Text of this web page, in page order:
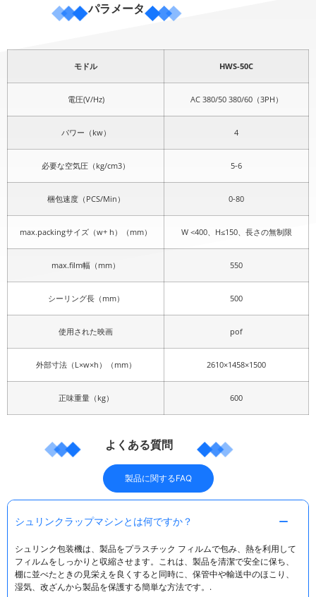
パラメータ
モドル HWS-50C
電圧(V/Hz) AC 380/50 380/60（3PH）
パワー（kw） 4
必要な空気圧（kg/cm3） 5-6
梱包速度（PCS/Min） 0-80
max.packingサイズ（w+ h）（mm） W <400、H≤150、長さの無制限
max.film幅（mm） 550
シーリング長（mm） 500
使用された映画 pof
外部寸法（L×w×h）（mm） 2610×1458×1500
正味重量（kg） 600
よくある質問
製品に関するFAQ
シュリンクラップマシンとは何ですか？
シュリンク包装機は、製品をプラスチック フィルムで包み、熱を利用して
フィルムをしっかりと収縮させます。これは、製品を清潔で安全に保ち、
棚に並べたときの見栄えを良くすると同時に、保管中や輸送中のほこり、
湿気、改ざんから製品を保護する簡単な方法です。.